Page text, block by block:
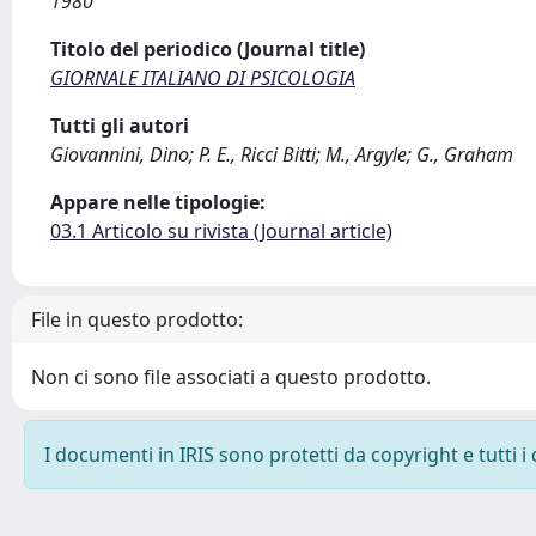
Titolo del periodico (Journal title)
GIORNALE ITALIANO DI PSICOLOGIA
Tutti gli autori
Giovannini, Dino; P. E., Ricci Bitti; M., Argyle; G., Graham
Appare nelle tipologie:
03.1 Articolo su rivista (Journal article)
File in questo prodotto:
Non ci sono file associati a questo prodotto.
I documenti in IRIS sono protetti da copyright e tutti